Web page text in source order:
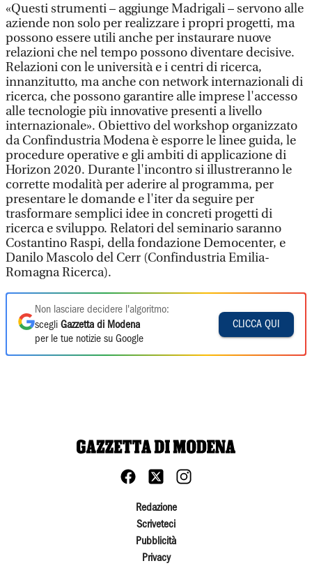
«Questi strumenti – aggiunge Madrigali – servono alle
aziende non solo per realizzare i propri progetti, ma
possono essere utili anche per instaurare nuove
relazioni che nel tempo possono diventare decisive.
Relazioni con le università e i centri di ricerca,
innanzitutto, ma anche con network internazionali di
ricerca, che possono garantire alle imprese l'accesso
alle tecnologie più innovative presenti a livello
internazionale». Obiettivo del workshop organizzato
da Confindustria Modena è esporre le linee guida, le
procedure operative e gli ambiti di applicazione di
Horizon 2020. Durante l'incontro si illustreranno le
corrette modalità per aderire al programma, per
presentare le domande e l'iter da seguire per
trasformare semplici idee in concreti progetti di
ricerca e sviluppo. Relatori del seminario saranno
Costantino Raspi, della fondazione Democenter, e
Danilo Mascolo del Cerr (Confindustria Emilia-
Romagna Ricerca).
Non lasciare decidere l'algoritmo:
scegli Gazzetta di Modena
per le tue notizie su Google
CLICCA QUI
Redazione
Scriveteci
Pubblicità
Privacy